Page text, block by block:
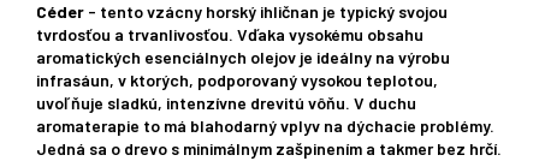
Céder - tento vzácny horský ihličnan je typický svojou
tvrdosťou a trvanlivosťou. Vďaka vysokému obsahu
aromatických esenciálnych olejov je ideálny na výrobu
infrasáun, v ktorých, podporovaný vysokou teplotou,
uvoľňuje sladkú, intenzívne drevitú vôňu. V duchu
aromaterapie to má blahodarný vplyv na dýchacie problémy.
Jedná sa o drevo s minimálnym zašpinením a takmer bez hrčí.